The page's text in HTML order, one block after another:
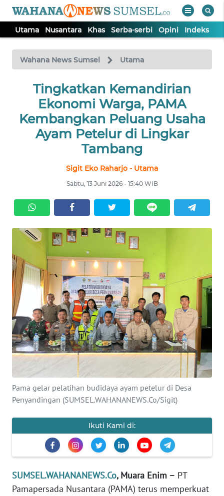
Utama Nusantara Khas Serba-serbi Opini Indeks
Wahana News Sumsel Utama
Tingkatkan Kemandirian
Ekonomi Warga, PAMA
Kembangkan Peluang Usaha
Ayam Petelur di Lingkar
Tambang
Sigit Eko Raharjo - Utama
Sabtu, 13 Juni 2026 - 15:40 WIB
Pama gelar pelatihan budidaya ayam petelur di Desa
Penyandingan (SUMSEL.WAHANANEWS.Co/Sigit)
Ikuti Kami di:
SUMSEL.WAHANANEWS.Co, Muara Enim – PT
Pamapersada Nusantara (PAMA) terus memperkuat
TV
Tutup
UTAMA
NUSANTARA
OPINI
Informasi
INDEKS
BERITA
KONTAK
KAMI
INFO
IKLAN
KAMI
PEDOMAN
MEDIA
KARIR